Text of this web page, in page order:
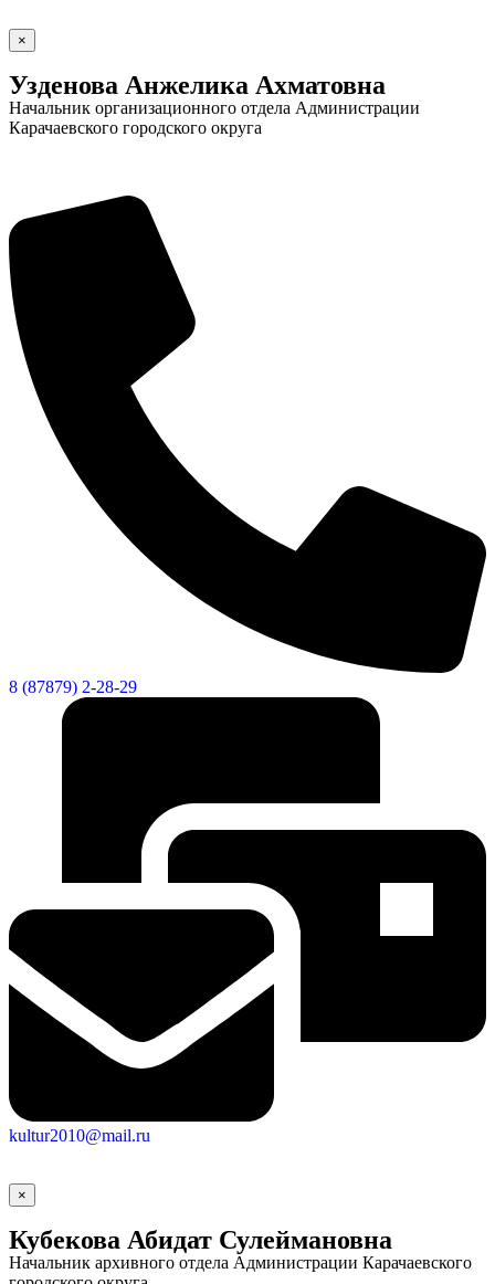
×
Узденова Анжелика Ахматовна
Начальник организационного отдела Администрации
Карачаевского городского округа
8 (87879) 2-28-29
kultur2010@mail.ru
×
Кубекова Абидат Сулеймановна
Начальник архивного отдела Администрации Карачаевского